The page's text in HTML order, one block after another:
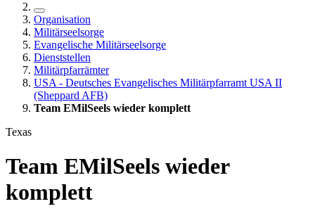
Organisation
Militärseelsorge
Evangelische Militärseelsorge
Dienststellen
Militärpfarrämter
USA - Deutsches Evangelisches Militärpfarramt USA II
(Sheppard AFB)
Team EMilSeels wieder komplett
Texas
Team EMilSeels wieder
komplett